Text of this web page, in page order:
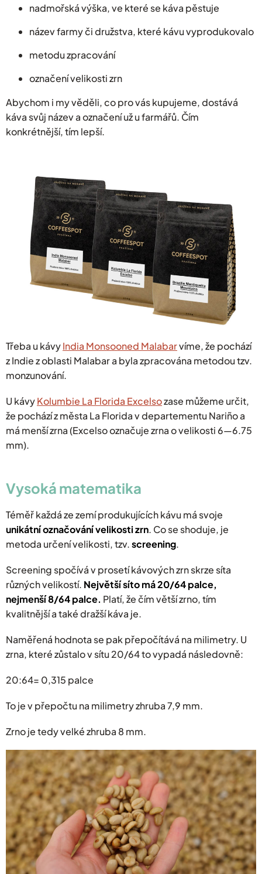
nadmořská výška, ve které se káva pěstuje
název farmy či družstva, které kávu vyprodukovalo
metodu zpracování
označení velikosti zrn
Abychom i my věděli, co pro vás kupujeme, dostává
káva svůj název a označení už u farmářů. Čím
konkrétnější, tím lepší.
Třeba u kávyIndia Monsooned Malabarvíme, že pochází
z Indie z oblasti Malabar a byla zpracována metodou tzv.
monzunování.
U kávyKolumbie La Florida Excelsozase můžeme určit,
že pochází z města La Florida v departementu Nariño a
má menší zrna (Excelso označuje zrna o velikosti 6—6.75
mm).
Vysoká matematika
Téměř každá ze zemí produkujících kávu má svoje
unikátní označování velikosti zrn. Co se shoduje, je
metoda určení velikosti, tzv.screening.
Screening spočívá v prosetí kávových zrn skrze síta
různých velikostí. Největší síto má 20/64 palce,
nejmenší 8/64 palce. Platí, že čím větší zrno, tím
kvalitnější a také dražší káva je.
Naměřená hodnota se pak přepočítává na milimetry. U
zrna, které zůstalo v sítu 20/64 to vypadá následovně:
20:64= 0,315 palce
To je v přepočtu na milimetry zhruba 7,9 mm.
Zrno je tedy velké zhruba 8 mm.